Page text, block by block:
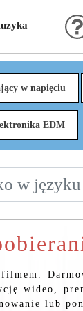
w napięciu
EDM
wideo,
lub